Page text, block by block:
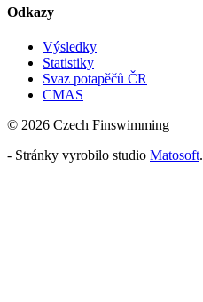
Odkazy
Výsledky
Statistiky
Svaz potapěčů ČR
CMAS
© 2026 Czech Finswimming
- Stránky vyrobilo studio Matosoft.